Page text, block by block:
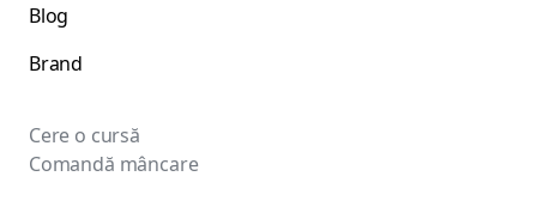
Blog
Brand
Cere o cursă
Comandă mâncare